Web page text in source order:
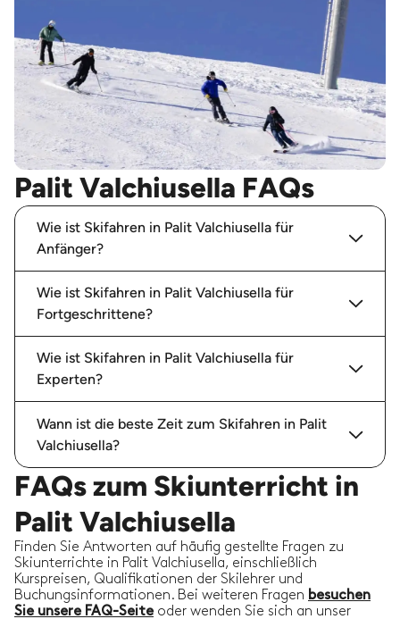
Palit Valchiusella FAQs
Wie ist Skifahren in Palit Valchiusella für
Anfänger?
Wie ist Skifahren in Palit Valchiusella für
Fortgeschrittene?
Wie ist Skifahren in Palit Valchiusella für
Experten?
Wann ist die beste Zeit zum Skifahren in Palit
Valchiusella?
FAQs zum Skiunterricht in
Palit Valchiusella
Finden Sie Antworten auf häufig gestellte Fragen zu
Skiunterrichte in Palit Valchiusella, einschließlich
Kurspreisen, Qualifikationen der Skilehrer und
Buchungsinformationen. Bei weiteren Fragen besuchen
Sie unsere FAQ-Seiteoder wenden Sie sich an unser